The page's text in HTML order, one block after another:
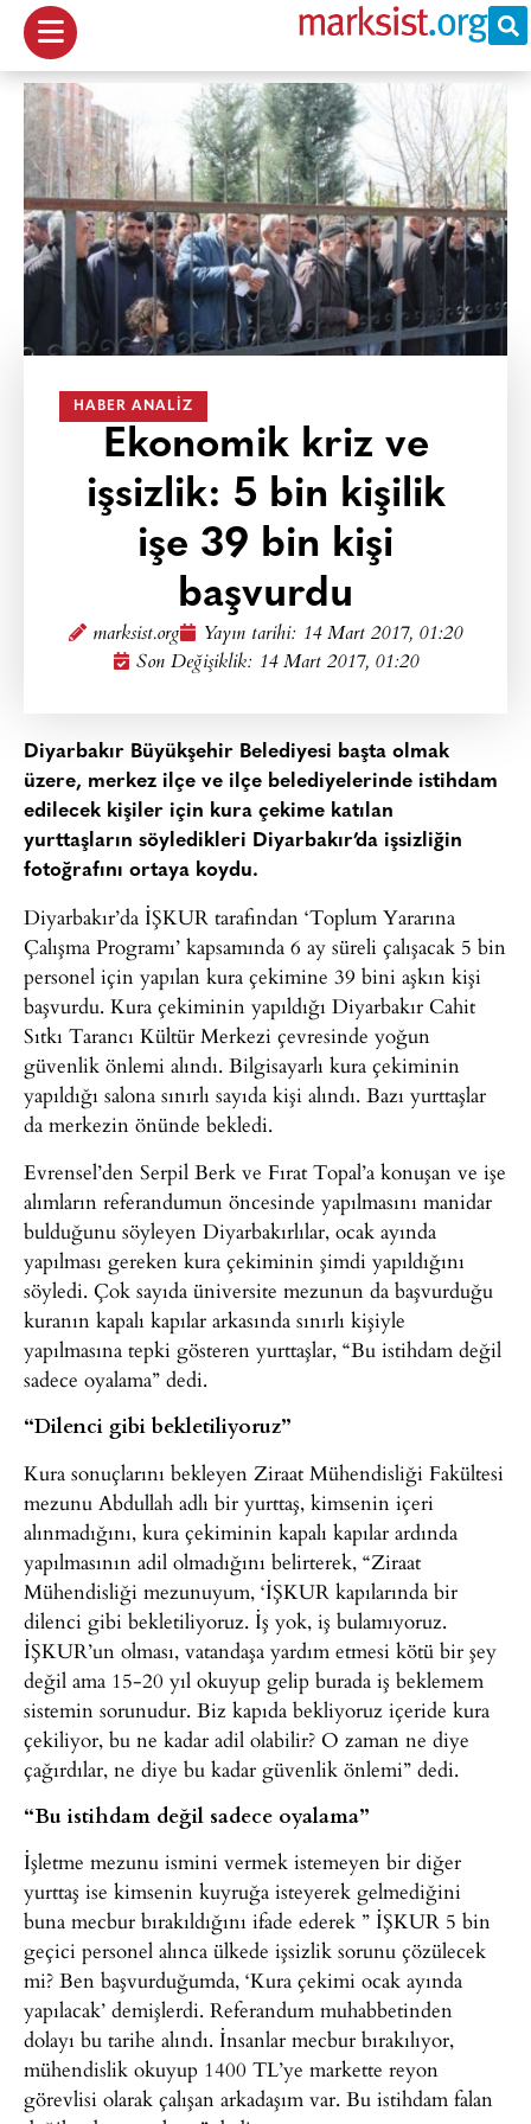
HABER ANALIZ
Ekonomik kriz ve
işsizlik: 5 bin kişilik
işe 39 bin kişi
başvurdu
marksist.org Yayın tarihi: 14 Mart 2017, 01:20
Son Değişiklik: 14 Mart 2017, 01:20
Diyarbakır Büyükşehir Belediyesi başta olmak
üzere, merkez ilçe ve ilçe belediyelerinde istihdam
edilecek kişiler için kura çekime katılan
yurttaşların söyledikleri Diyarbakır’da işsizliğin
fotoğrafını ortaya koydu.
Diyarbakır’da İŞKUR tarafından ‘Toplum Yararına
Çalışma Programı’ kapsamında 6 ay süreli çalışacak 5 bin
personel için yapılan kura çekimine 39 bini aşkın kişi
başvurdu. Kura çekiminin yapıldığı Diyarbakır Cahit
Sıtkı Tarancı Kültür Merkezi çevresinde yoğun
güvenlik önlemi alındı. Bilgisayarlı kura çekiminin
yapıldığı salona sınırlı sayıda kişi alındı. Bazı yurttaşlar
da merkezin önünde bekledi.
Evrensel’den Serpil Berk ve Fırat Topal’a konuşan ve işe
alımların referandumun öncesinde yapılmasını manidar
bulduğunu söyleyen Diyarbakırlılar, ocak ayında
yapılması gereken kura çekiminin şimdi yapıldığını
söyledi. Çok sayıda üniversite mezunun da başvurduğu
kuranın kapalı kapılar arkasında sınırlı kişiyle
yapılmasına tepki gösteren yurttaşlar, “Bu istihdam değil
sadece oyalama” dedi.
“Dilenci gibi bekletiliyoruz”
Kura sonuçlarını bekleyen Ziraat Mühendisliği Fakültesi
mezunu Abdullah adlı bir yurttaş, kimsenin içeri
alınmadığını, kura çekiminin kapalı kapılar ardında
yapılmasının adil olmadığını belirterek, “Ziraat
Mühendisliği mezunuyum, ‘İŞKUR kapılarında bir
dilenci gibi bekletiliyoruz. İş yok, iş bulamıyoruz.
İŞKUR’un olması, vatandaşa yardım etmesi kötü bir şey
değil ama 15-20 yıl okuyup gelip burada iş beklemem
sistemin sorunudur. Biz kapıda bekliyoruz içeride kura
çekiliyor, bu ne kadar adil olabilir? O zaman ne diye
çağırdılar, ne diye bu kadar güvenlik önlemi” dedi.
“Bu istihdam değil sadece oyalama”
İşletme mezunu ismini vermek istemeyen bir diğer
yurttaş ise kimsenin kuyruğa isteyerek gelmediğini
buna mecbur bırakıldığını ifade ederek ” İŞKUR 5 bin
geçici personel alınca ülkede işsizlik sorunu çözülecek
mi? Ben başvurduğumda, ‘Kura çekimi ocak ayında
yapılacak’ demişlerdi. Referandum muhabbetinden
dolayı bu tarihe alındı. İnsanlar mecbur bırakılıyor,
mühendislik okuyup 1400 TL’ye markette reyon
görevlisi olarak çalışan arkadaşım var. Bu istihdam falan